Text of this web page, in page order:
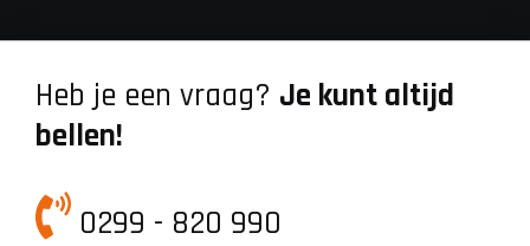
Heb je een vraag? Je kunt altijd
bellen!
0299 - 820 990